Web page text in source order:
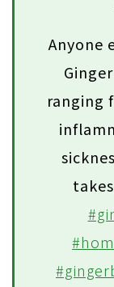
Anyone
ranging